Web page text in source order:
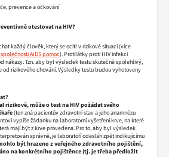
prevence a očkování
otestovat na HIV?
každý člověk, který se ocitl v rizikové situaci (více
AIDS pomoc). Protilátky proti HIV infekci
nákazy. Tzn. aby byl výsledek testu skutečně spolehlivý,
rizikového chování. Výsledky testu budou vyhotoveny
rizikově, může o test na HIV požádat svého
(ten zná pacientův zdravotní stav a jeho anamnézu
vypíše žádanku na laboratorní vyšetření krve, na které
mají být z krve provedena. Pro to, aby byl výsledek
správně, je laboratoří odeslán zpět indikujícímu
být hrazeno z veřejného zdravotního pojištění,
na konkrétního pojištěnce (tj. je třeba předložit